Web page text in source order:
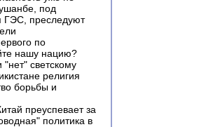
под
ГЭС, преследуют
по
нашу нацию?
светскому
религия
борьбы и
преуспевает за
политика в